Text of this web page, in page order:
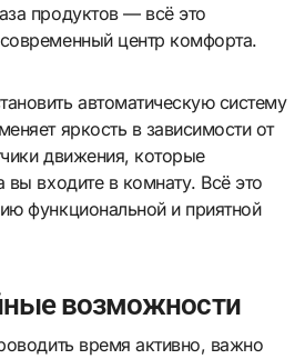
продуктов — всё это
центр комфорта.
автоматическую систему
яркость в зависимости от
движения, которые
вы входите в комнату. Всё это
функциональной и приятной
возможности
время активно, важно